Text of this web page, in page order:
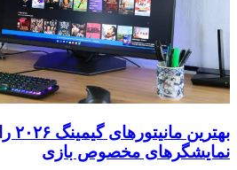
نمایشگرهای مخصوص بازی